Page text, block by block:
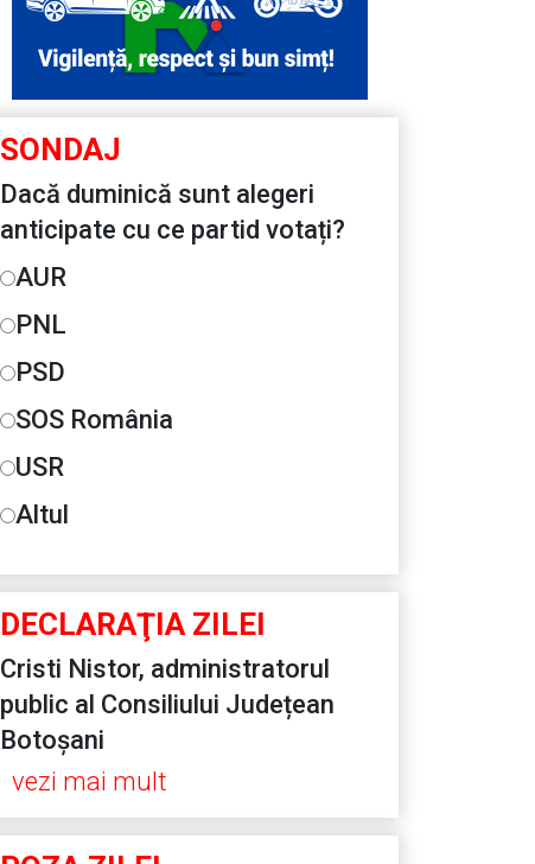
SONDAJ
Dacă duminică sunt alegeri
anticipate cu ce partid votați?
AUR
PNL
PSD
SOS România
USR
Altul
DECLARAŢIA ZILEI
Cristi Nistor, administratorul
public al Consiliului Județean
Botoșani
vezi mai mult